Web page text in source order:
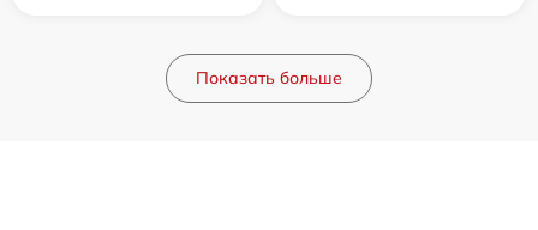
Показать больше